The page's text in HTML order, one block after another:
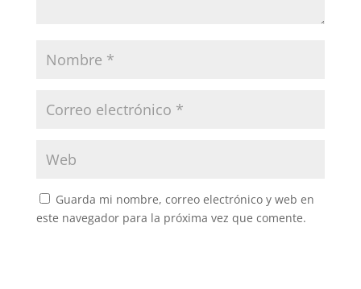
Guarda mi nombre, correo electrónico y web en
este navegador para la próxima vez que comente.